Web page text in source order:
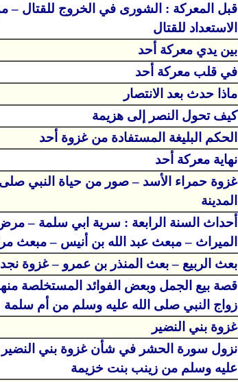
قبل المعركة : الشورى في الخروج للقتال –
الاستعداد للقتال
بين يدي معركة أحد
في قلب معركة أحد
ماذا حدث بعد الانتصار
كيف تحول النصر إلى هزيمة
الحكم البليغة المستفادة من غزوة أحد
نهاية معركة أحد
غزوة حمراء الأسد – صور من حياة النبي
المدينة
أحداث السنة الرابعة : سرية ابي سلمة –
الميراث – مبعث عبد الله بن أنيس – مبعث
بعث الربيع – بعث المنذر بن عمرو – غزوة نجد
قصة بيع الجمل وبعض الفوائد المستخلصة
زواج النبي صلى الله عليه وسلم من أم سلمة
غزوة بني النضير
نزول سورة الحشر في شأن غزوة بني النضير
عليه وسلم من زينب بنت خزيمة